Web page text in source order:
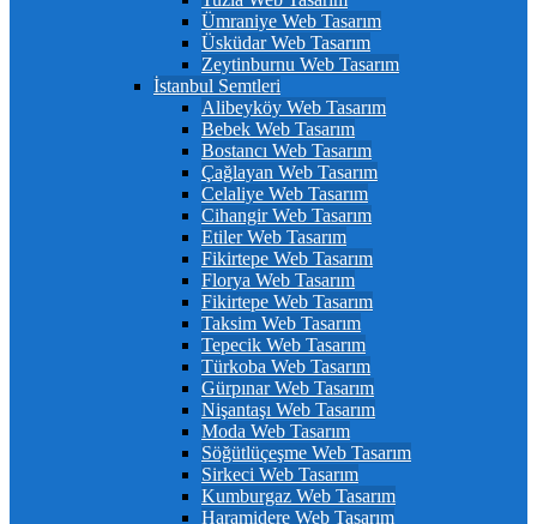
Ümraniye Web Tasarım
Üsküdar Web Tasarım
Zeytinburnu Web Tasarım
İstanbul Semtleri
Alibeyköy Web Tasarım
Bebek Web Tasarım
Bostancı Web Tasarım
Çağlayan Web Tasarım
Celaliye Web Tasarım
Cihangir Web Tasarım
Etiler Web Tasarım
Fikirtepe Web Tasarım
Florya Web Tasarım
Fikirtepe Web Tasarım
Taksim Web Tasarım
Tepecik Web Tasarım
Türkoba Web Tasarım
Gürpınar Web Tasarım
Nişantaşı Web Tasarım
Moda Web Tasarım
Söğütlüçeşme Web Tasarım
Sirkeci Web Tasarım
Kumburgaz Web Tasarım
Haramidere Web Tasarım